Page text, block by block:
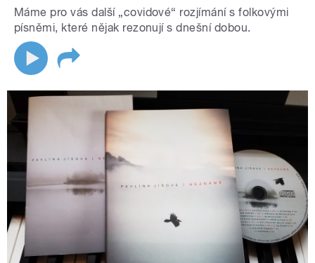
Máme pro vás další „covidové“ rozjímání s folkovými
písněmi, které nějak rezonují s dnešní dobou.